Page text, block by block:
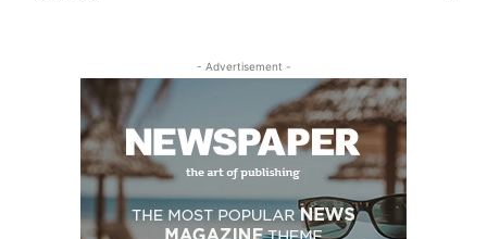
- Advertisement -